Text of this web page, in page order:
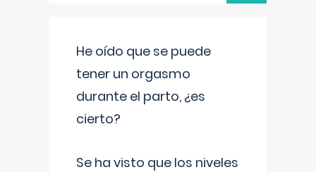
He oído que se puede
tener un orgasmo
durante el parto, ¿es
cierto?
Se ha visto que los niveles